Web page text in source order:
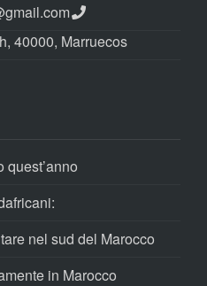
40000, Marruecos
nel sud del Marocco
in Marocco